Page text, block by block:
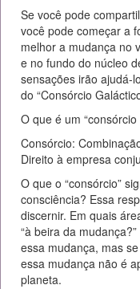
Se você pode
você pode começar a
melhor a mudança no
e no fundo do núcleo
sensações irão ajudá-
do “Consórcio
O que é um
Consórcio:
Direito à empresa
O que o “consórcio”
consciência? Essa
discernir. Em quais
“à beira da
essa mudança, mas
essa mudança não é
planeta.